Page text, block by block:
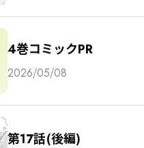
4巻コミックPR
2026/05/08
第17話(後編)